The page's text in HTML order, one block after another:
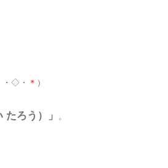
・◇・ ＊ ）
ろう）」 。